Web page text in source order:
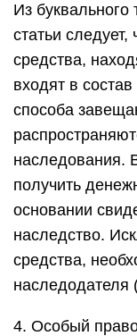
Из
статьи
средства,
входят в
способа
наследования.
получить
основании
наследство.
средства,
наследодателя
4. Особый